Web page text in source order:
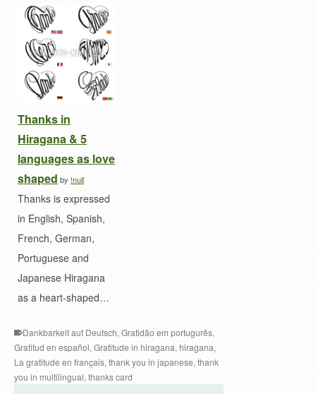
Thanks in
Hiragana & 5
languages as love
shaped by !null
Thanks is expressed
in English, Spanish,
French, German,
Portuguese and
Japanese Hiragana
as a heart-shaped…
Dankbarkeit auf Deutsch, Gratidão em portugurês,
Gratitud en español, Gratitude in hiragana, hiragana,
La gratitude en français, thank you in japanese, thank
you in multilingual, thanks card